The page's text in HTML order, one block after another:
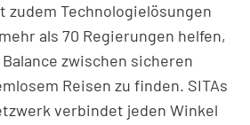
zudem Technologielösungen
als 70 Regierungen helfen,
zwischen sicheren
Reisen zu finden. SITAs
verbindet jeden Winkel